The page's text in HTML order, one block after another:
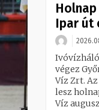
Ipar út
végez
Víz Zrt.
lesz
Víz